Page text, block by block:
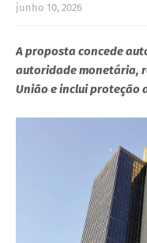
junho 10, 2026
A proposta concede
autoridade monetária,
União e inclui proteção